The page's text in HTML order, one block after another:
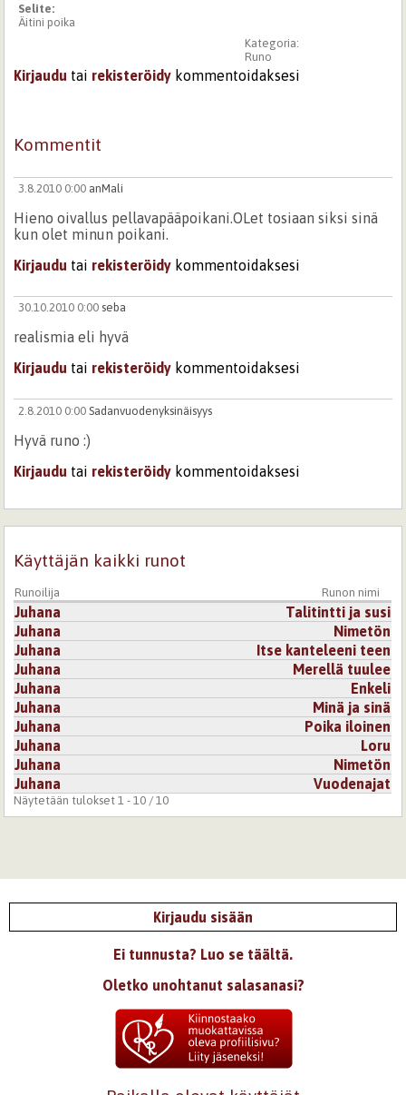
Selite:
Äitini poika
Kategoria:
Runo
Kirjaudu tai rekisteröidy kommentoidaksesi
Kommentit
3.8.2010 0:00 anMali
Hieno oivallus pellavapääpoikani.OLet tosiaan siksi sinä
kun olet minun poikani.
Kirjaudu tai rekisteröidy kommentoidaksesi
30.10.2010 0:00 seba
realismia eli hyvä
Kirjaudu tai rekisteröidy kommentoidaksesi
2.8.2010 0:00 Sadanvuodenyksinäisyys
Hyvä runo :)
Kirjaudu tai rekisteröidy kommentoidaksesi
2.8.2010 0:00Janina94
Kirjaudutai
Käyttäjän kaikki runot
Runoilija Runon nimi
Juhana
Talitintti ja susi
Juhana
Nimetön
Juhana
Itse kanteleeni teen
Juhana
Merellä tuulee
Juhana
Enkeli
Juhana
Minä ja sinä
Juhana
Poika iloinen
Juhana
Loru
Juhana
Nimetön
Juhana
Vuodenajat
Näytetään tulokset 1 - 10 / 10
Kirjaudu sisään
Ei tunnusta? Luo se täältä.
Oletko unohtanut salasanasi?